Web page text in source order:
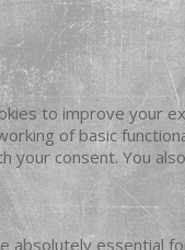
to improve your
of basic
your consent. You
absolutely essential